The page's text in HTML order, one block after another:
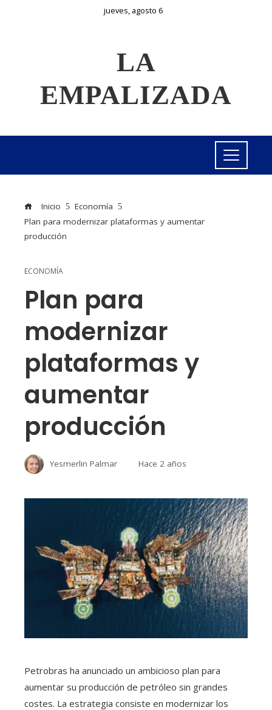
jueves, agosto 6
LA
EMPALIZADA
Inicio
Economía
Plan para modernizar plataformas y aumentar
producción
ECONOMÍA
Plan para
modernizar
plataformas y
aumentar
producción
Yesmerlin Palmar Hace 2 años
Petrobras ha anunciado un ambicioso plan para
aumentar su producción de petróleo sin grandes
costes. La estrategia consiste en modernizar los